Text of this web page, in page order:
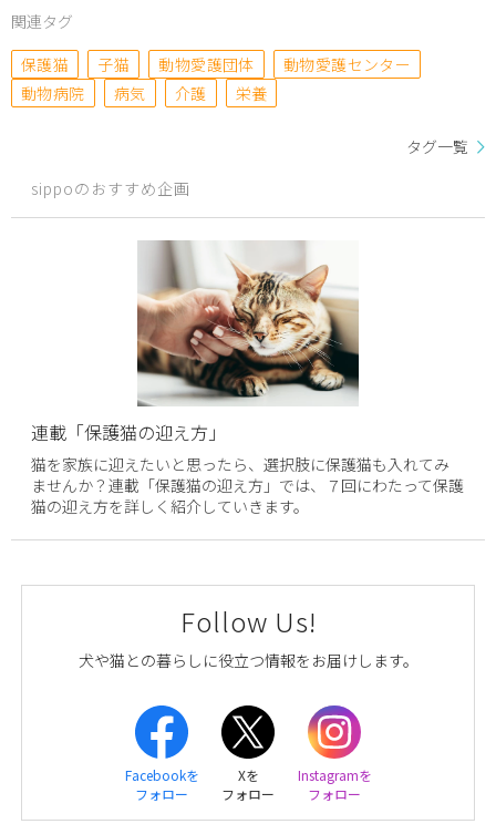
関連タグ
保護猫
子猫 動物愛護団体
動物愛護センター
動物病院
病気 介護 栄養
タグ一覧
sippoのおすすめ企画
連載「保護猫の迎え方」
猫を家族に迎えたいと思ったら、選択肢に保護猫も入れてみ
ませんか？連載「保護猫の迎え方」では、７回にわたって保護
猫の迎え方を詳しく紹介していきます。
Follow Us!
犬や猫との暮らしに役立つ情報をお届けします。
Facebookを
フォロー
Xを
フォロー
Instagramを
フォロー